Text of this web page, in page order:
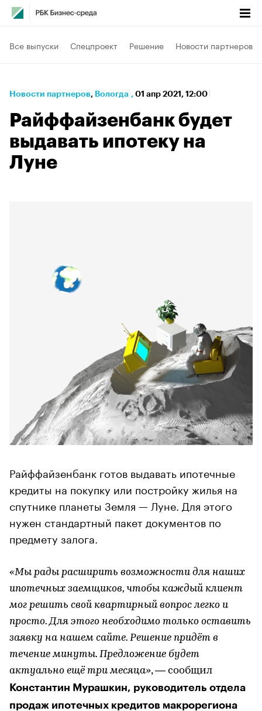
Все выпуски Спецпроект Решение Новости партнеров
Новости партнеров⁠, Вологда , 01 апр 2021, 12:00
Райффайзенбанк будет
выдавать ипотеку на
Луне
Райффайзенбанк готов выдавать ипотечные
кредиты на покупку или постройку жилья на
спутнике планеты Земля — Луне. Для этого
нужен стандартный пакет документов по
предмету залога.
«Мы рады расширить возможности для наших
ипотечных заемщиков, чтобы каждый клиент
мог решить свой квартирный вопрос легко и
просто. Для этого необходимо только оставить
заявку на нашем сайте. Решение придёт в
течение минуты. Предложение будет
актуально ещё три месяца», — сообщил
Константин Мурашкин, руководитель отдела
продаж ипотечных кредитов макрорегиона